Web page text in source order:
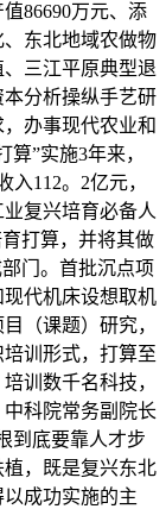
86690万元、添
东北地域农做物
三江平原典型退
分析操纵手艺研
办事现代农业和
”实施3年来，
112。2亿元，
复兴培育必备人
打算，并将其做
门。首批沉点项
代机床设想取机
（课题）研究，
训形式，打算至
训数千名科技，
科院常务副院长
到底要靠人才步
，既是复兴东北
成功实施的主